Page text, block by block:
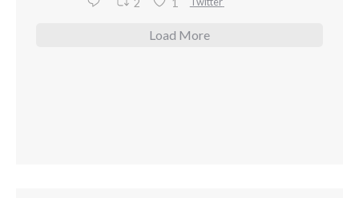
Load More